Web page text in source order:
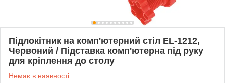
Підлокітник на комп'ютерний стіл EL-1212,
Червоний / Підставка комп'ютерна під руку
для кріплення до столу
Немає в наявності